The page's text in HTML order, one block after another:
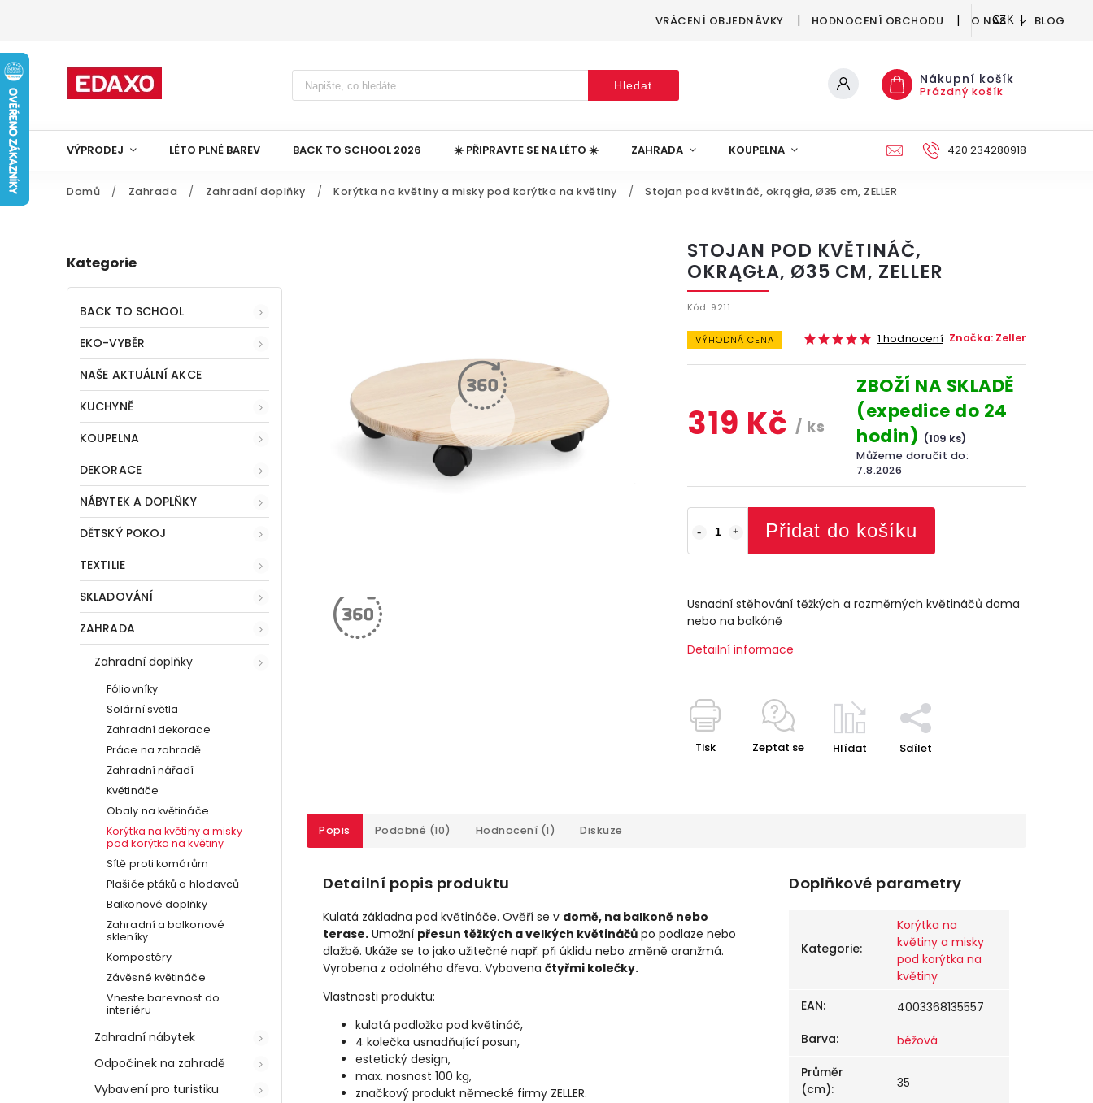
VRÁCENÍ OBJEDNÁVKY HODNOCENÍ OBCHODU O NÁS BLOG
CZK
Hledat Nákupní košík
Prázdný košík
VÝPRODEJ LÉTO PLNÉ BAREV BACK TO SCHOOL 2026 ☀️ PŘIPRAVTE SE NA LÉTO ☀️ ZAHRADA KOUPELNA DEKORACE
420 234280918
Domů / Zahrada / Zahradní doplňky / Korýtka na květiny a misky pod korýtka na květiny / Stojan pod květináč, okrągła, Ø35 cm, ZELLER
Kategorie
BACK TO SCHOOL
EKO-VYBĚR
NAŠE AKTUÁLNÍ AKCE
KUCHYNĚ
KOUPELNA
DEKORACE
NÁBYTEK A DOPLŇKY
DĚTSKÝ POKOJ
TEXTILIE
SKLADOVÁNÍ
ZAHRADA
Zahradní doplňky
Fóliovníky
Solární světla
Zahradní dekorace
Práce na zahradě
Zahradní nářadí
Květináče
Obaly na květináče
Korýtka na květiny a misky
pod korýtka na květiny
Sítě proti komárům
Plašiče ptáků a hlodavců
Balkonové doplňky
Zahradní a balkonové
skleníky
Kompostéry
Závěsné květináče
Vneste barevnost do
interiéru
Zahradní nábytek
Odpočinek na zahradě
Vybavení pro turistiku
STOJAN POD KVĚTINÁČ,
OKRĄGŁA, Ø35 CM, ZELLER
Kód: 9211
VÝHODNÁ CENA 1 hodnocení Značka: Zeller
319 Kč / ks
ZBOŽÍ NA SKLADĚ
(expedice do 24
hodin) (109 ks)
Můžeme doručit do:
7.8.2026
Přidat do košíku
Usnadní stěhování těžkých a rozměrných květináčů doma
nebo na balkóně
Detailní informace
Tisk Zeptat se Hlídat Sdílet
Popis Podobné (10) Hodnocení (1) Diskuze
Detailní popis produktu
Kulatá základna pod květináče. Ověří se v domě, na balkoně nebo
terase. Umožní přesun těžkých a velkých květináčů po podlaze nebo
dlažbě. Ukáže se to jako užitečné např. při úklidu nebo změně aranžmá.
Vyrobena z odolného dřeva. Vybavena čtyřmi kolečky.
Vlastnosti produktu:
kulatá podložka pod květináč,
4 kolečka usnadňující posun,
estetický design,
max. nosnost 100 kg,
značkový produkt německé firmy ZELLER.
Doplňkové parametry
Kategorie:
Korýtka na
květiny a misky
pod korýtka na
květiny
EAN:
4003368135557
Barva:
béžová
Průměr
(cm): 35